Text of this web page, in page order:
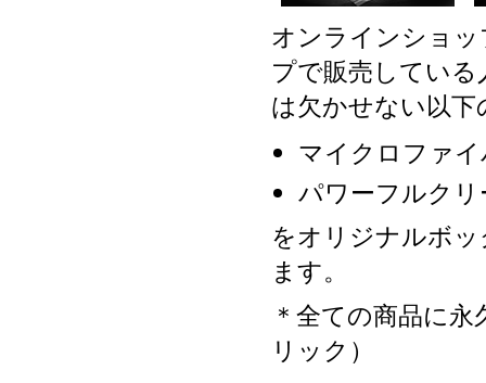
オンラインショ
プで販売してい
は欠かせない以
マイクロファ
パワーフルク
をオリジナルボ
ます。
＊全ての商品に
リック）